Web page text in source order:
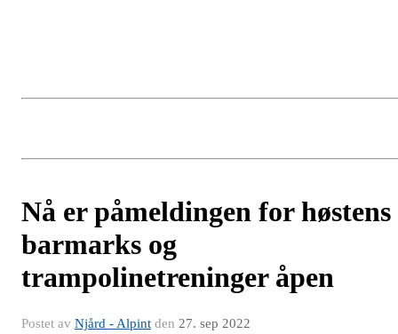
Nå er påmeldingen for høstens
barmarks og
trampolinetreninger åpen
Postet av Njård - Alpint den 27. sep 2022